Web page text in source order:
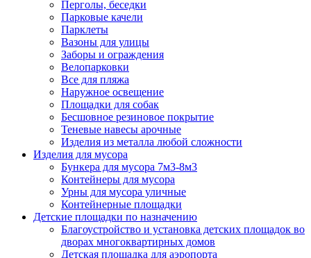
Перголы, беседки
Парковые качели
Парклеты
Вазоны для улицы
Заборы и ограждения
Велопарковки
Все для пляжа
Наружное освещение
Площадки для собак
Бесшовное резиновое покрытие
Теневые навесы арочные
Изделия из металла любой сложности
Изделия для мусора
Бункера для мусора 7м3-8м3
Контейнеры для мусора
Урны для мусора уличные
Контейнерные площадки
Детские площадки по назначению
Благоустройство и установка детских площадок во
дворах многоквартирных домов
Детская площадка для аэропорта